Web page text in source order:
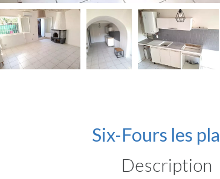
Six-Fours les
Description